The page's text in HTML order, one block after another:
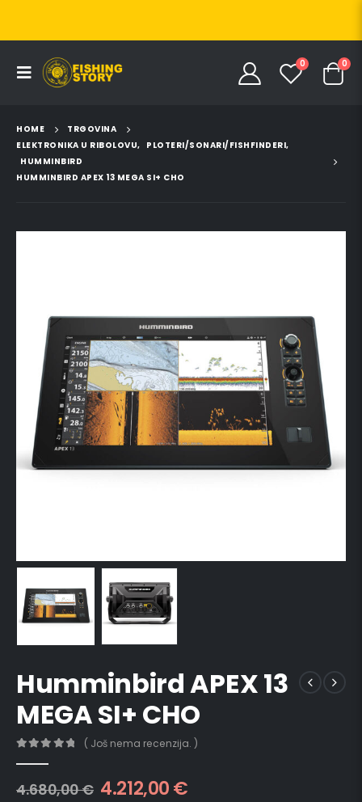
0 0
HOME
TRGOVINA
ELEKTRONIKA U RIBOLOVU, PLOTERI/SONARI/FISHFINDERI,
HUMMINBIRD
HUMMINBIRD APEX 13 MEGA SI+ CHO
Humminbird APEX 13
MEGA SI+ CHO
( Još nema recenzija. )
4.680,00€ 4.212,00€